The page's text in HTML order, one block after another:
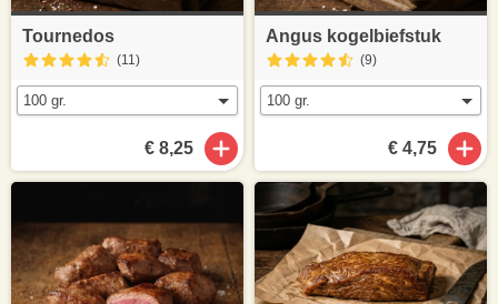
Tournedos
(11 )
€ 8,25
Angus kogelbiefstuk
(9)
€ 4,75